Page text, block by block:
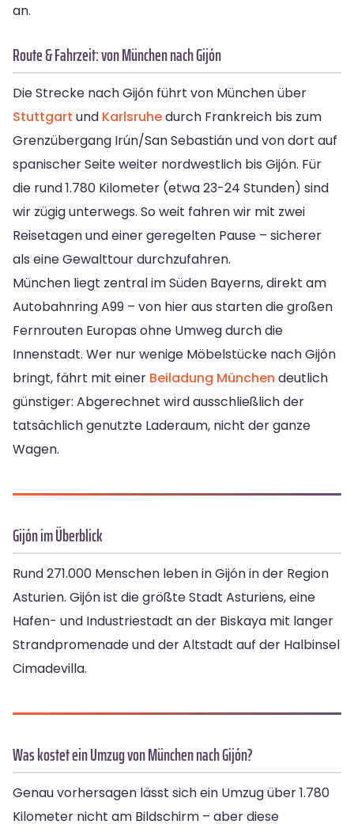
an.
Route & Fahrzeit: von München nach Gijón
Die Strecke nach Gijón führt von München über
Stuttgart und Karlsruhedurch Frankreich bis zum
Grenzübergang Irún/San Sebastián und von dort auf
spanischer Seite weiter nordwestlich bis Gijón. Für
die rund 1.780 Kilometer (etwa 23-24 Stunden) sind
wir zügig unterwegs. So weit fahren wir mit zwei
Reisetagen und einer geregelten Pause – sicherer
als eine Gewalttour durchzufahren.
München liegt zentral im Süden Bayerns, direkt am
Autobahnring A99 – von hier aus starten die großen
Fernrouten Europas ohne Umweg durch die
Innenstadt. Wer nur wenige Möbelstücke nach Gijón
bringt, fährt mit einer Beiladung München deutlich
günstiger: Abgerechnet wird ausschließlich der
tatsächlich genutzte Laderaum, nicht der ganze
Wagen.
Gijón im Überblick
Rund 271.000 Menschen leben in Gijón in der Region
Asturien. Gijón ist die größte Stadt Asturiens, eine
Hafen- und Industriestadt an der Biskaya mit langer
Strandpromenade und der Altstadt auf der Halbinsel
Cimadevilla.
Was kostet ein Umzug von München nach Gijón?
Genau vorhersagen lässt sich ein Umzug über 1.780
Kilometer nicht am Bildschirm – aber diese